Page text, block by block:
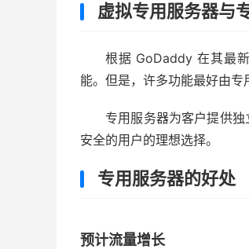
虚拟专用服务器与
根据 GoDaddy 在其最新
能。但是，许多功能最好由专
专用服务器为客户提供
安全的用户的理想选择。
专用服务器的好处
预计流量增长